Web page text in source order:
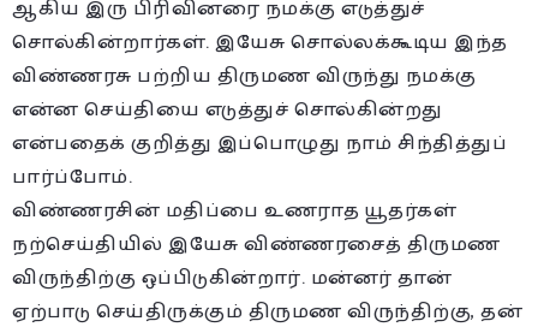
ஆகிய இரு பிரிவினரை நமக்கு எடுத்துச்
சொல்கின்றார்கள். இயேசு சொல்லக்கூடிய இந்த
விண்ணரசு பற்றிய திருமண விருந்து நமக்கு
என்ன செய்தியை எடுத்துச் சொல்கின்றது
என்பதைக் குறித்து இப்பொழுது நாம் சிந்தித்துப்
பார்ப்போம்.
விண்ணரசின் மதிப்பை உணராத யூதர்கள்
நற்செய்தியில் இயேசு விண்ணரசைத் திருமண
விருந்திற்கு ஒப்பிடுகின்றார். மன்னர் தான்
ஏற்பாடு செய்திருக்கும் திருமண விருந்திற்கு, தன்